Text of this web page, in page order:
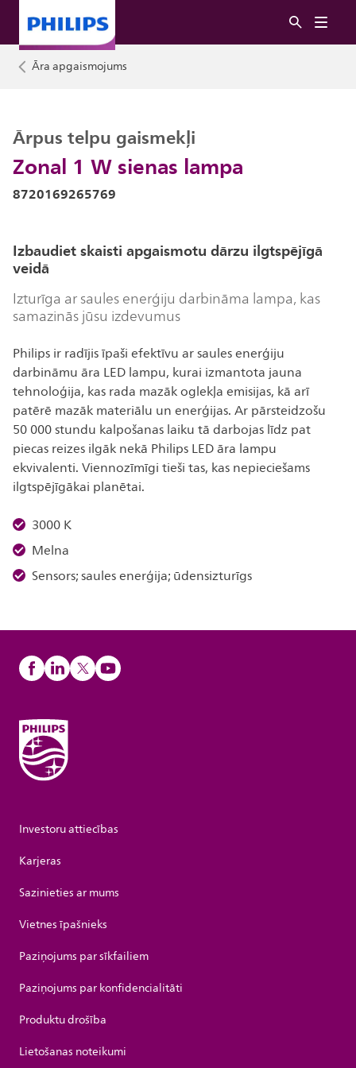
Āra apgaismojums
Zonal 1 W sienas lampa
Ārpus telpu gaismekļi
8720169265769
Izbaudiet skaisti apgaismotu dārzu ilgtspējīgā
veidā
Izturīga ar saules enerģiju darbināma lampa, kas
samazinās jūsu izdevumus
Philips ir radījis īpaši efektīvu ar saules enerģiju
darbināmu āra LED lampu, kurai izmantota jauna
tehnoloģija, kas rada mazāk oglekļa emisijas, kā arī
patērē mazāk materiālu un enerģijas. Ar pārsteidzošu
50 000 stundu kalpošanas laiku tā darbojas līdz pat
piecas reizes ilgāk nekā Philips LED āra lampu
ekvivalenti. Viennozīmīgi tieši tas, kas nepieciešams
ilgtspējīgākai planētai.
3000 K
Melna
Sensors; saules enerģija; ūdensizturīgs
Investoru attiecības
Karjeras
Sazinieties ar mums
Vietnes īpašnieks
Paziņojums par sīkfailiem
Paziņojums par konfidencialitāti
Produktu drošība
Lietošanas noteikumi